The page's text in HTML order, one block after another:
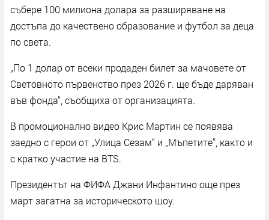
събере 100 милиона долара за разширяване на
достъпа до качествено образование и футбол за деца
по света.
„По 1 долар от всеки продаден билет за мачовете от
Световното първенство през 2026 г. ще бъде даряван
във фонда“, съобщиха от организацията.
В промоционално видео Крис Мартин се появява
заедно с герои от „Улица Сезам“ и „Мъпетите“, както и
с кратко участие на BTS.
Президентът на ФИФА Джани Инфантино още през
март загатна за историческото шоу.